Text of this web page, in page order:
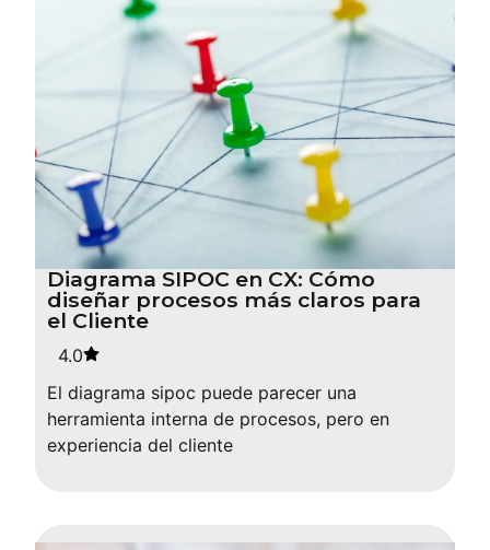
Diagrama SIPOC en CX: Cómo
diseñar procesos más claros para
el Cliente
4.0
El diagrama sipoc puede parecer una
herramienta interna de procesos, pero en
experiencia del cliente